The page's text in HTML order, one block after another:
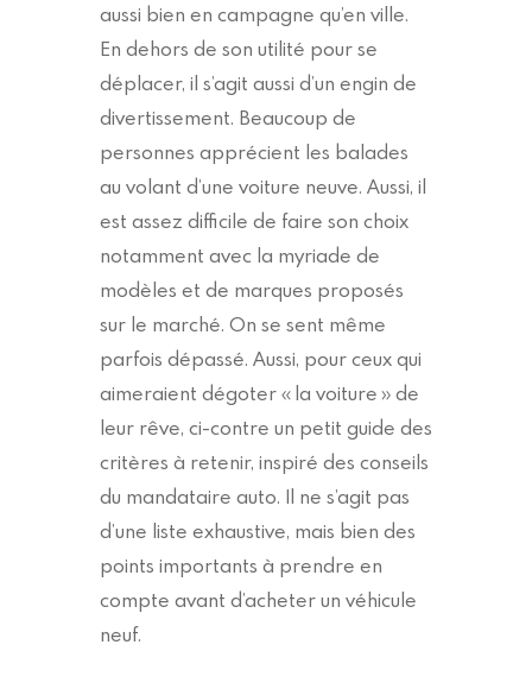
aussi bien en campagne qu’en ville.
En dehors de son utilité pour se
déplacer, il s’agit aussi d’un engin de
divertissement. Beaucoup de
personnes apprécient les balades
au volant d’une voiture neuve. Aussi, il
est assez difficile de faire son choix
notamment avec la myriade de
modèles et de marques proposés
sur le marché. On se sent même
parfois dépassé. Aussi, pour ceux qui
aimeraient dégoter « la voiture » de
leur rêve, ci-contre un petit guide des
critères à retenir, inspiré des conseils
du mandataire auto. Il ne s’agit pas
d’une liste exhaustive, mais bien des
points importants à prendre en
compte avant d’acheter un véhicule
neuf.